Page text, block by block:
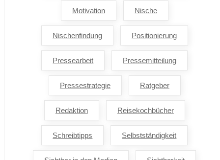
Motivation Nische
Nischenfindung Positionierung
Pressearbeit Pressemitteilung
Pressestrategie Ratgeber
Redaktion Reisekochbücher
Schreibtipps Selbstständigkeit